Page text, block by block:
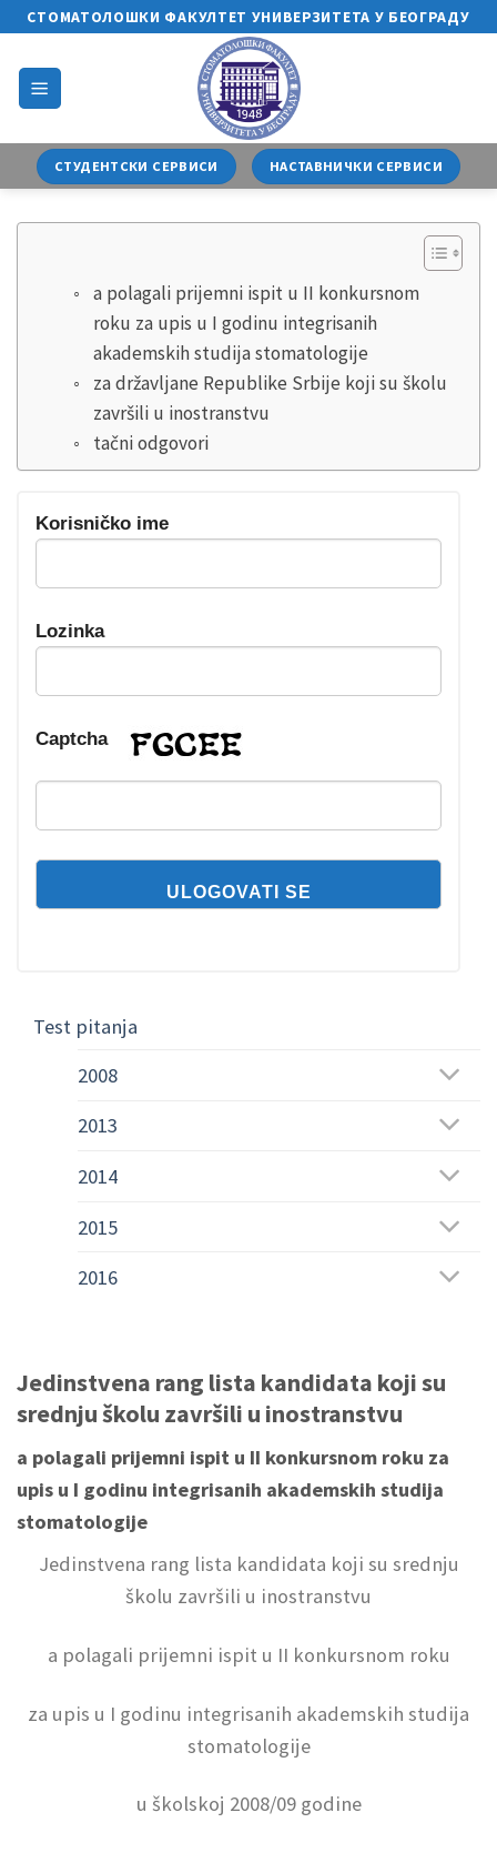
Skip
content
СТОМАТОЛОШКИ ФАКУЛТЕТ УНИВЕРЗИТЕТА У БЕОГРАДУ
СТУДЕНТСКИ СЕРВИСИ НАСТАВНИЧКИ СЕРВИСИ
a polagali prijemni ispit u II konkursnom
roku za upis u I godinu integrisanih
akademskih studija stomatologije
za državljane Republike Srbije koji su školu
završili u inostranstvu
tačni odgovori
Korisničko ime
Lozinka
Captcha
Test pitanja
2008
2013
2014
2015
2016
Jedinstvena rang lista kandidata koji su
srednju školu završili u inostranstvu
a polagali prijemni ispit u II konkursnom roku za
upis u I godinu integrisanih akademskih studija
stomatologije
Jedinstvena rang lista kandidata koji su srednju
školu završili u inostranstvu
a polagali prijemni ispit u II konkursnom roku
za upis u I godinu integrisanih akademskih studija
stomatologije
u školskoj 2008/09 godine